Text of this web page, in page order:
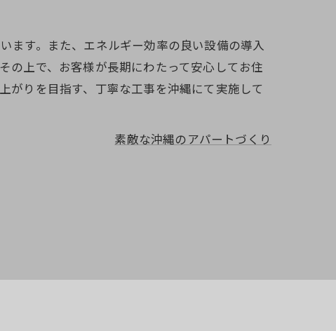
ます。また、エネルギー効率の良い設備の導入
の上で、お客様が長期にわたって安心してお住
がりを目指す、丁寧な工事を沖縄にて実施して
素敵な沖縄のアパートづくり